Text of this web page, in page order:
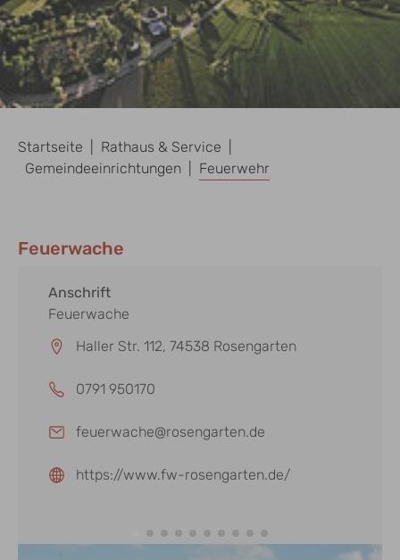
Startseite
Rathaus & Service
Gemeindeeinrichtungen
Feuerwehr
Feuerwache
Anschrift
Feuerwache
Haller Str. 112, 74538 Rosengarten
0791 950170
feuerwache@rosengarten.de
https://www.fw-rosengarten.de/